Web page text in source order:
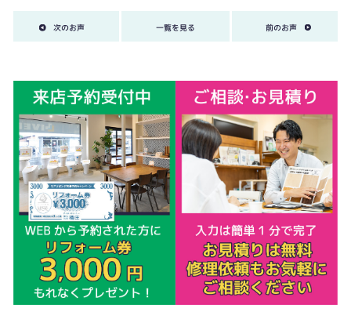
次のお声 一覧を見る 前のお声